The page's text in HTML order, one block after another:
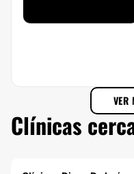
VER
Clínicas